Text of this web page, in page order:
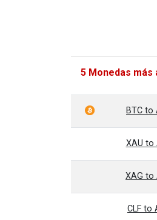
5 Monedas
BTC to
XAU to
XAG to
CLF to